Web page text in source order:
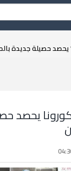
كورونا يحصد